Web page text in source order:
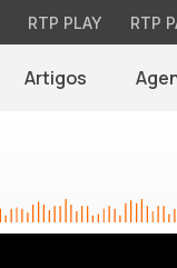
RTP PLAY RTP
Artigos